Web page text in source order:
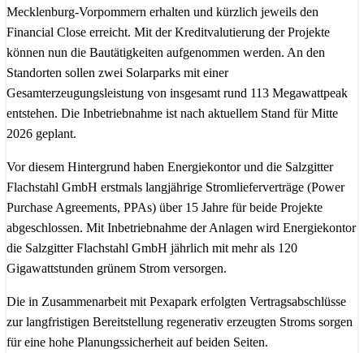
Mecklenburg-Vorpommern erhalten und kürzlich jeweils den
Financial Close erreicht. Mit der Kreditvalutierung der Projekte
können nun die Bautätigkeiten aufgenommen werden. An den
Standorten sollen zwei Solarparks mit einer
Gesamterzeugungsleistung von insgesamt rund 113 Megawattpeak
entstehen. Die Inbetriebnahme ist nach aktuellem Stand für Mitte
2026 geplant.
Vor diesem Hintergrund haben Energiekontor und die Salzgitter
Flachstahl GmbH erstmals langjährige Stromlieferverträge (Power
Purchase Agreements, PPAs) über 15 Jahre für beide Projekte
abgeschlossen. Mit Inbetriebnahme der Anlagen wird Energiekontor
die Salzgitter Flachstahl GmbH jährlich mit mehr als 120
Gigawattstunden grünem Strom versorgen.
Die in Zusammenarbeit mit Pexapark erfolgten Vertragsabschlüsse
zur langfristigen Bereitstellung regenerativ erzeugten Stroms sorgen
für eine hohe Planungssicherheit auf beiden Seiten.